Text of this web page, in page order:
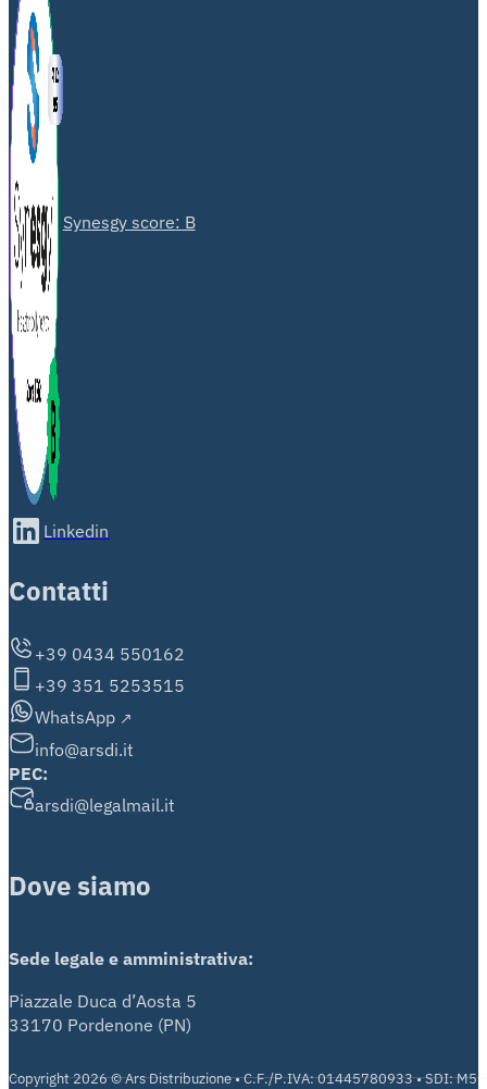
Synesgy score: B
Linkedin
Contatti
+39 0434 550162
+39 351 5253515
WhatsApp
info@arsdi.it
PEC:
arsdi@legalmail.it
Dove siamo
Sede legale e amministrativa:
Piazzale Duca d’Aosta 5
33170 Pordenone (PN)
Copyright 2026 © Ars Distribuzione • C.F./P.IVA: 01445780933 • SDI: